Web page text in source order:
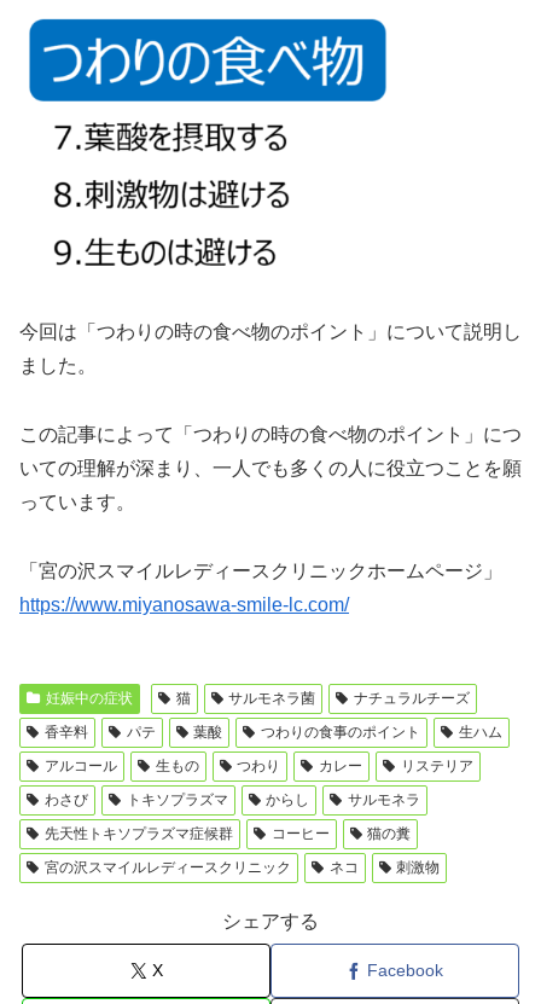
今回は「つわりの時の食べ物のポイント」について説明し
ました。
この記事によって「つわりの時の食べ物のポイント」につ
いての理解が深まり、一人でも多くの人に役立つことを願
っています。
「宮の沢スマイルレディースクリニックホームページ」
https://www.miyanosawa-smile-lc.com/
妊娠中の症状 猫 サルモネラ菌
ナチュラルチーズ
香辛料
パテ 葉酸 つわりの食事のポイント
生ハム
アルコール
生もの つわり カレー
リステリア
わさび
トキソプラズマ からし
サルモネラ
先天性トキソプラズマ症候群
コーヒー
猫の糞
宮の沢スマイルレディースクリニック
ネコ 刺激物
シェアする
X Facebook